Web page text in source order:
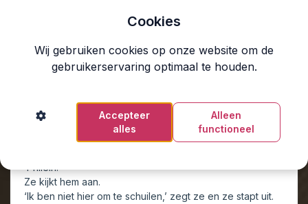
van mensen. Politiewagens, brandweer, busjes van de
helikopter in de verte stijgt op boven de duinen. Philein
hoort het doffe dreunen van de rotorbladen. Alles
de drukte.
‘We kunnen beter even wachten tot...’
‘Nee,’ zegt Philein kalm. Ze legt haar hand op de
‘Philein.’
Ze kijkt hem aan.
‘Ik ben niet hier om te schuilen,’ zegt ze en ze stapt uit.
Cookies
Wij gebruiken cookies op onze website om de
gebruikerservaring optimaal te houden.
Alleen
functioneel
Accepteer
alles